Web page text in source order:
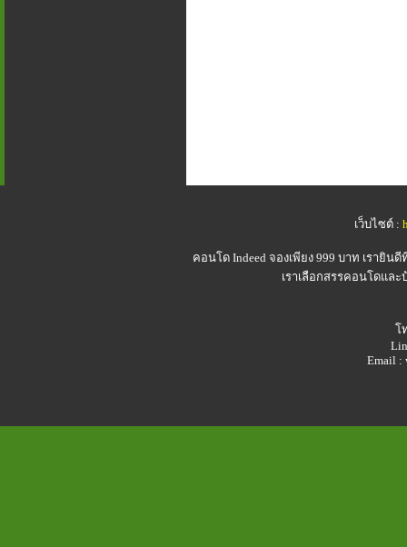
เว็บไซต์ :
คอนโด Indeedจองเพียง 999 บาท เรายิน
เราเลือกสรรคอนโดแล
โ
Email :